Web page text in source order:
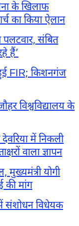
के खिलाफ
का किया ऐलान
पलटवार, संबित
हैं’
हुई FIR; किशनगंज
विश्वविद्यालय के
में निकली
वाला ज्ञापन
मुख्यमंत्री योगी
की मांग
संशोधन विधेयक